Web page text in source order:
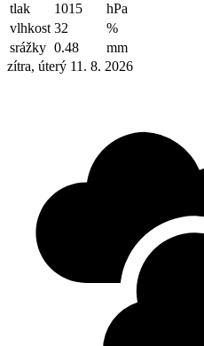
tlak
1015
hPa
vlhkost 32
%
srážky 0.48
mm
zítra, úterý 11. 8. 2026